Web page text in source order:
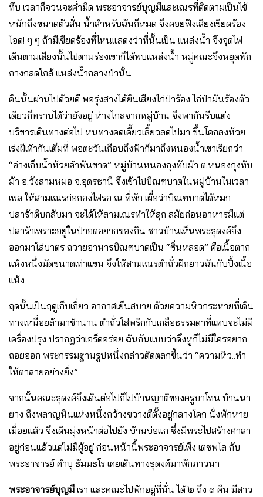
ทึบ เวลาก็จวนจะค่ำมืด พระอาจารย์บุญมีและเณรที่ติดตามเป็นไข้
หนักถึงขนาดตัวสั่น น้ำสําหรับฉันก็หมด จึงคอยฟังเสียงเขียดร้อง
โอด! ๆ ๆ ถ้ามีเขียดร้องที่ไหนแสดงว่าที่นั้นเป็น แหล่งน้ำ จึงจุดไฟ
เดินตามเสียงนั้นไปตามร่องเขาก็ได้พบแหล่งน้ำ หมู่คณะจึงหยุดพัก
กางกลดใกล้ แหล่งน้ำกลางป่านั้น
คืนนั้นผ่านไปด้วยดี พอรุ่งสางได้ยินเสียงไก่ป่าร้อง ไก่ป่ามันร้องตัว
เดียวก็ทราบได้ว่ายังอยู่ ห่างไกลจากหมู่บ้าน จึงพากันรีบแต่ง
บริขารเดินทางต่อไป หนทางคดเคี้ยวเลี้ยวลดไปมา ขึ้นโคกลงห้วย
เร่งฝีเท้ากันเต็มที่ พอตะวันเกือบถึงฟ้าก็มาถึงหนองน้ำเขาเรียกว่า
“อ่างเก็บน้ำห้วยลําพันขาด” หมู่บ้านหนองกุงทับม้า ต.หนองกุงทับ
ม้า อ.วังสามหมอ จ.อุดรธานี จึงเข้าไปบิณฑบาตในหมู่บ้านในเวลา
เพล ให้สามเณรก่อกองไฟรอ ณ ที่พัก เผื่อว่าบิณฑบาตได้หมก
ปลาร้าดิบกลับมา จะได้ให้สามเณรทําให้สุก สมัยก่อนอาหารมีแต่
ปลาร้าเพราะอยู่ในป่าอดอยากของกิน ชาวบ้านเห็นพระธุดงค์จึง
ออกมาใส่บาตร ถวายอาหารบิณฑบาตเป็น “ซิ่นหลอด” คือเนื้อตาก
แห้งหนึ่งมัดขนาดเท่าแขน จึงให้สามเณรตําถั่วฝักยาวฉันกับปิ้งเนื้อ
แห้ง
ฤดนั้นเป็นฤดูเก็บเกี่ยว อากาศเย็นสบาย ด้วยความหิวกระหายที่เดิน
ทางเหนื่อยล้ามาช้านาน ตําถั่วใส่พริกกับเกลือธรรมดาที่แทบจะไม่มี
เครื่องปรุง ปรากฏว่าเอร็ดอร่อย ฉันกันแบบว่าดึงหูก็ไม่มีใครอยาก
ถอยออก พระกรรมฐานรูปหนึ่งกล่าวติดตลกขึ้นว่า “ความหิว..ทํา
ให้ตาลายอย่างยิ่ง”
จากนั้นคณะธุดงค์จึงเดินต่อไปก็ไปบ้านญาติของครูบาโทน บ้านนา
ยาง ถึงพลาญหินแห่งหนึ่งกว้างขวางดีตั้งอยู่กลางโคก นั่งพักหาย
เมื่อยแล้ว จึงเดินมุ่งหน้าต่อไปยัง บ้านบ่อแก ซึ่งมีพระไปสร้างศาลา
อยู่ก่อนแล้วแต่ไม่มีผู้อยู่ ก่อนหน้านี้พระอาจารย์เพ็ง เตชพโล กับ
พระอาจารย์ คําบุ ธัมมธโร เคยเดินทางธุดงค์มาพักภาวนา
พระอาจารย์บุญมี เรา และคณะไปพักอยู่ที่นั่น ได้ ๒ ถึง ๓ คืน มีสาว